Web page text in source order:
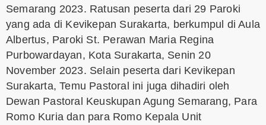
Semarang 2023. Ratusan peserta dari 29 Paroki
yang ada di Kevikepan Surakarta, berkumpul di Aula
Albertus, Paroki St. Perawan Maria Regina
Purbowardayan, Kota Surakarta, Senin 20
November 2023. Selain peserta dari Kevikepan
Surakarta, Temu Pastoral ini juga dihadiri oleh
Dewan Pastoral Keuskupan Agung Semarang, Para
Romo Kuria dan para Romo Kepala Unit